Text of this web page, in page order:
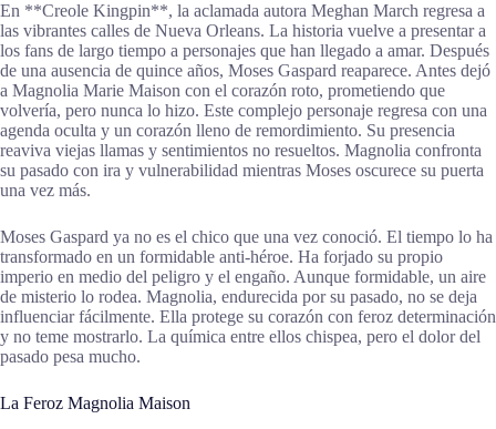
En **Creole Kingpin**, la aclamada autora Meghan March regresa a
las vibrantes calles de Nueva Orleans. La historia vuelve a presentar a
los fans de largo tiempo a personajes que han llegado a amar. Después
de una ausencia de quince años, Moses Gaspard reaparece. Antes dejó
a Magnolia Marie Maison con el corazón roto, prometiendo que
volvería, pero nunca lo hizo. Este complejo personaje regresa con una
agenda oculta y un corazón lleno de remordimiento. Su presencia
reaviva viejas llamas y sentimientos no resueltos. Magnolia confronta
su pasado con ira y vulnerabilidad mientras Moses oscurece su puerta
una vez más.
Moses Gaspard ya no es el chico que una vez conoció. El tiempo lo ha
transformado en un formidable anti-héroe. Ha forjado su propio
imperio en medio del peligro y el engaño. Aunque formidable, un aire
de misterio lo rodea. Magnolia, endurecida por su pasado, no se deja
influenciar fácilmente. Ella protege su corazón con feroz determinación
y no teme mostrarlo. La química entre ellos chispea, pero el dolor del
pasado pesa mucho.
La Feroz Magnolia Maison